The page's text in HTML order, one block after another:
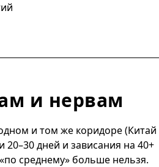
и нервам
и том же коридоре (Китай
дней и зависания на 40+
среднему» больше нельзя.